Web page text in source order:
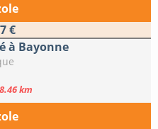
€
à Bayonne
km